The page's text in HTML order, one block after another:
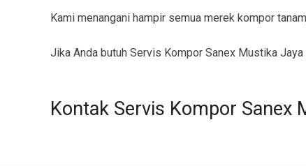
Kami menangani hampir semua merek kompor
Jika Anda butuh Servis Kompor Sanex Mustika
Kontak Servis Kompor Sanex